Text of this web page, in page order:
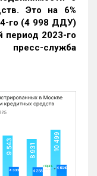
Это на 6%
го (4 998 ДДУ)
период 2023-го
пресс-служба